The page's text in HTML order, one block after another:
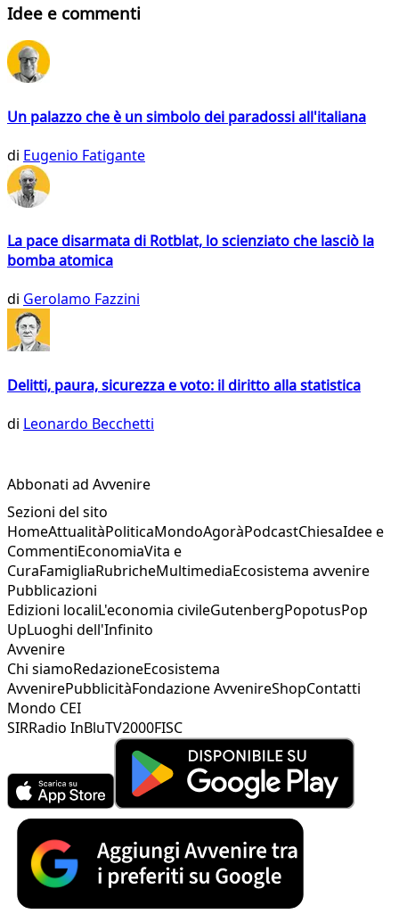
Idee e commenti
Un palazzo che è un simbolo dei paradossi all'italiana
di Eugenio Fatigante
La pace disarmata di Rotblat, lo scienziato che lasciò la
bomba atomica
di Gerolamo Fazzini
Delitti, paura, sicurezza e voto: il diritto alla statistica
di Leonardo Becchetti
Abbonati ad Avvenire
Sezioni del sito
HomeAttualitàPoliticaMondoAgoràPodcastChiesaIdee e
CommentiEconomiaVita e
CuraFamigliaRubricheMultimediaEcosistema avvenire
Pubblicazioni
Edizioni localiL'economia civileGutenbergPopotusPop
UpLuoghi dell'Infinito
Avvenire
Chi siamoRedazioneEcosistema
AvvenirePubblicitàFondazione AvvenireShopContatti
Mondo CEI
SIRRadio InBluTV2000FISC